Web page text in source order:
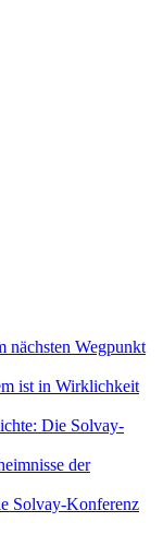
nächsten Wegpunkt
ist in Wirklichkeit
Die Solvay-
der
Solvay-Konferenz